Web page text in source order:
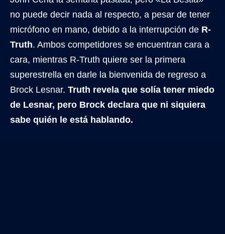
no puede decir nada al respecto, a pesar de tener
micrófono en mano, debido a la interrupción de R-
Truth. Ambos competidores se encuentran cara a
cara, mientras R-Truth quiere ser la primera
superestrella en darle la bienvenida de regreso a
Brock Lesnar. Truth revela que solía tener miedo
de Lesnar, pero Brock declara que ni siquiera
sabe quién le está hablando.